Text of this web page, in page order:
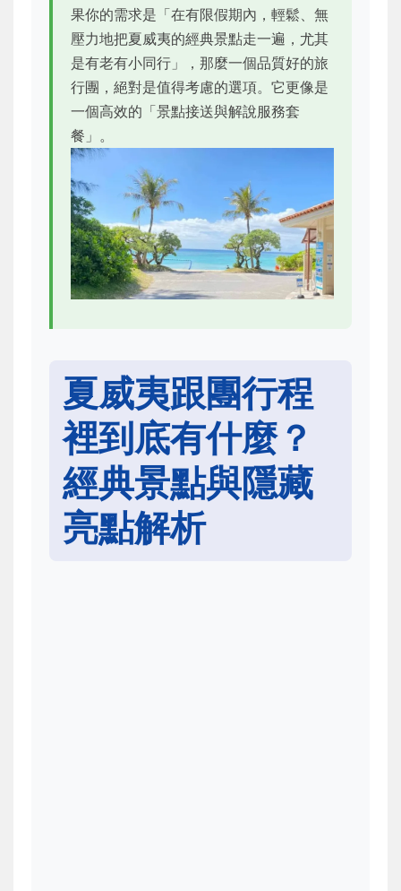
果你的需求是「在有限假期內，輕鬆、無
壓力地把夏威夷的經典景點走一遍，尤其
是有老有小同行」，那麼一個品質好的旅
行團，絕對是值得考慮的選項。它更像是
一個高效的「景點接送與解說服務套
餐」。
夏威夷跟團行程
裡到底有什麼？
經典景點與隱藏
亮點解析